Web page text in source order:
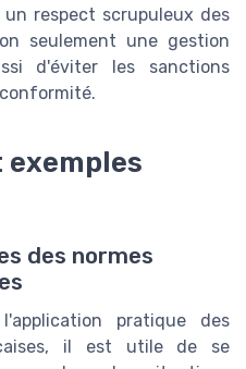
un respect scrupuleux des
seulement une gestion
d'éviter les sanctions
exemples
des normes
pratique des
il est utile de se